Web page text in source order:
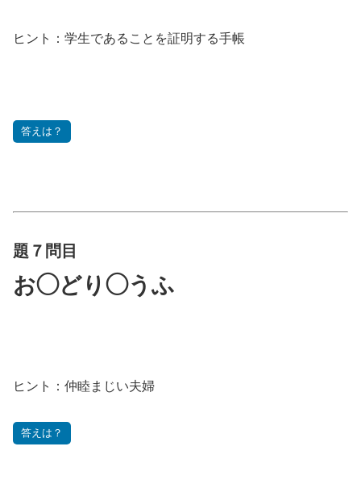
ヒント：学生であることを証明する手帳
答えは？
題７問目
お◯どり◯うふ
ヒント：仲睦まじい夫婦
答えは？